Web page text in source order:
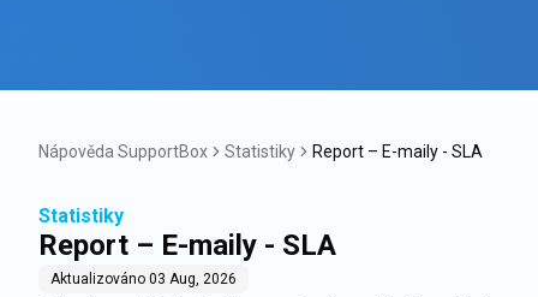
Nápověda SupportBox Statistiky Report – E-maily - SLA
Statistiky
Report – E-maily - SLA
Aktualizováno 03 Aug, 2026